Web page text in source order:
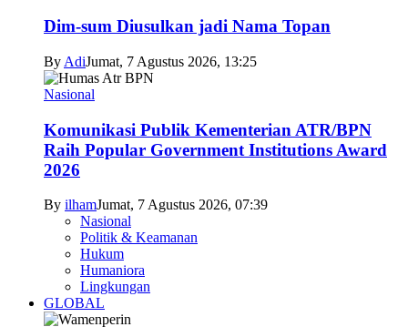
Dim-sum Diusulkan jadi Nama Topan
By AdiJumat, 7 Agustus 2026, 13:25
Nasional
Komunikasi Publik Kementerian ATR/BPN
Raih Popular Government Institutions Award
2026
By ilhamJumat, 7 Agustus 2026, 07:39
Nasional
Politik & Keamanan
Hukum
Humaniora
Lingkungan
GLOBAL